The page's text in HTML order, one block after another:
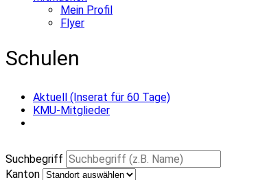
Mein Profil
Flyer
Schulen
Aktuell (Inserat für 60 Tage)
KMU-Mitglieder
Suchbegriff
Kanton